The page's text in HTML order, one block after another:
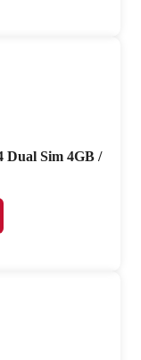
Dual Sim 4GB /